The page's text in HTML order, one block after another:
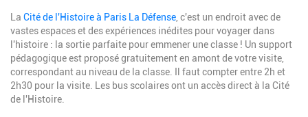
La Cité de l'Histoire à Paris La Défense , c'est un endroit avec de
vastes espaces et des expériences inédites pour voyager dans
l'histoire : la sortie parfaite pour emmener une classe ! Un support
pédagogique est proposé gratuitement en amont de votre visite,
correspondant au niveau de la classe. Il faut compter entre 2h et
2h30 pour la visite. Les bus scolaires ont un accès direct à la Cité
de l'Histoire.